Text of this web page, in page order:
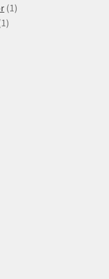
produkty
1 1
1 1